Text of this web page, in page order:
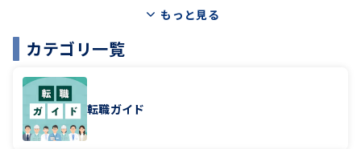
もっと見る
カテゴリ一覧
転職ガイド